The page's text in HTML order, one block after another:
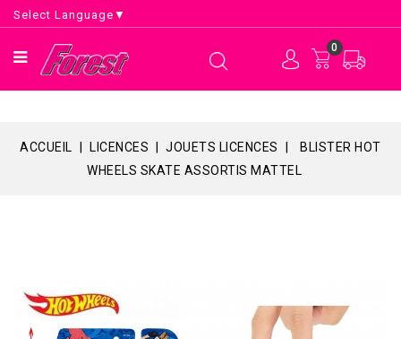
Select Language ▼
0
ACCUEIL LICENCES JOUETS LICENCES
BLISTER HOT
WHEELS SKATE ASSORTIS MATTEL